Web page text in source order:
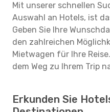
Mit unserer schnellen
Auswahl an Hotels, ist
Geben Sie Ihre
den zahlreichen
Mietwagen für Ihre
dem Weg zu Ihrem Trip
Erkunden Sie